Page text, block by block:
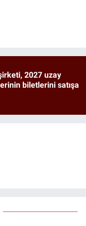
2027 uzay
biletlerini satışa